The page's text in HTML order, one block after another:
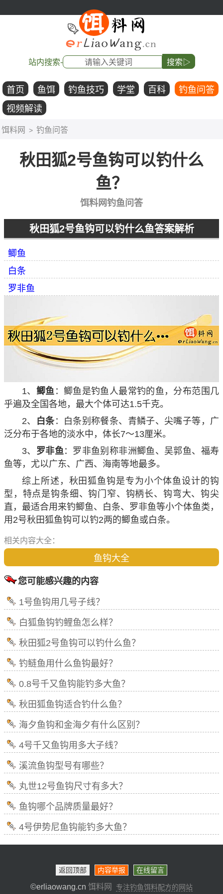
站内搜索- 搜索▷
首页 鱼饵 钓鱼技巧 学堂 百科
钓鱼问答
视频解读
饵料网 > 钓鱼问答
秋田狐2号鱼钩可以钓什么
鱼？
饵料网钓鱼问答
秋田狐2号鱼钩可以钓什么鱼答案解析
鲫鱼
白条
罗非鱼
1、 鲫鱼 ：鲫鱼是钓鱼人最常钓的鱼，分布范围几
乎遍及全国各地，最大个体可达1.5千克。
2、
白条 ：白条别称餐条、青鳞子、尖嘴子等，广
泛分布于各地的淡水中，体长7～13厘米。
3、 罗非鱼 ：罗非鱼别称非洲鲫鱼、吴郭鱼、福寿
鱼等，尤以广东、广西、海南等地最多。
综上所述，秋田狐鱼钩是专为小个体鱼设计的钩
型，特点是钩条细、钩门窄、钩柄长、钩弯大、钩尖
直，最适合用来钓鲫鱼、白条、罗非鱼等小个体鱼类，
用2号秋田狐鱼钩可以钓2两的鲫鱼或白条。
相关内容大全：
鱼钩大全
您可能感兴趣的内容
1号鱼钩用几号子线？
白狐鱼钩钓鲤鱼怎么样？
秋田狐2号鱼钩可以钓什么鱼？
钓鲢鱼用什么鱼钩最好？
0.8号千又鱼钩能钓多大鱼？
秋田狐鱼钩适合钓什么鱼？
海夕鱼钩和金海夕有什么区别？
4号千又鱼钩用多大子线？
溪流鱼钩型号有哪些？
丸世12号鱼钩尺寸有多大？
鱼钩哪个品牌质量最好？
4号伊势尼鱼钩能钓多大鱼？
返回顶部 内容举报 在线留言
©erliaowang.cn 饵料网 专注钓鱼饵料配方的网站